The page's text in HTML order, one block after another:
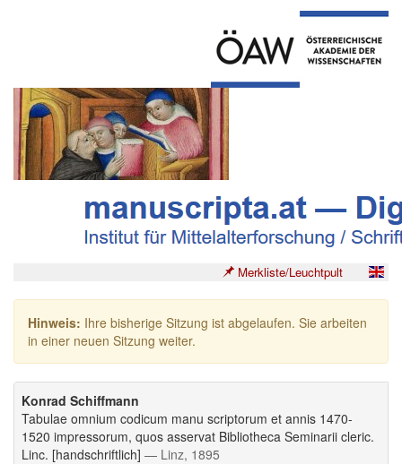
Merkliste/Leuchtpult
Hinweis: Ihre bisherige Sitzung ist abgelaufen. Sie arbeiten
in einer neuen Sitzung weiter.
Konrad Schiffmann
Tabulae omnium codicum manu scriptorum et annis 1470-
1520 impressorum, quos asservat Bibliotheca Seminarii cleric.
Linc. [handschriftlich] — Linz, 1895